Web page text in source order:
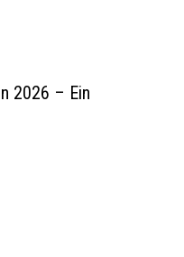
2026 – Ein